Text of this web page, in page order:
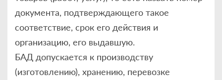
документа, подтверждающего такое
соответствие, срок его действия и
организацию, его выдавшую.
БАД допускается к производству
(изготовлению), хранению, перевозке